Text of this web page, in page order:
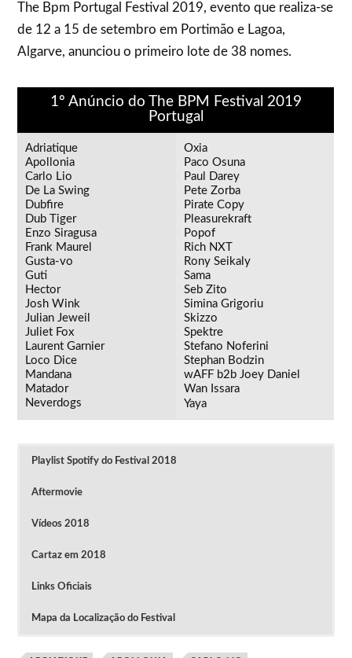
The Bpm Portugal Festival 2019, evento que realiza-se
de 12 a 15 de setembro em Portimão e Lagoa,
Algarve, anunciou o primeiro lote de 38 nomes.
1º Anúncio do The BPM Festival 2019
Portugal
Adriatique
Apollonia
Carlo Lio
De La Swing
Dubfire
Dub Tiger
Enzo Siragusa
Frank Maurel
Gusta-vo
Guti
Hector
Josh Wink
Julian Jeweil
Juliet Fox
Laurent Garnier
Loco Dice
Mandana
Matador
Neverdogs
Oxia
Paco Osuna
Paul Darey
Pete Zorba
Pirate Copy
Pleasurekraft
Popof
Rich NXT
Rony Seikaly
Sama
Seb Zito
Simina Grigoriu
Skizzo
Spektre
Stefano Noferini
Stephan Bodzin
wAFF b2b Joey Daniel
Wan Issara
Yaya
Playlist Spotify do Festival 2018
Aftermovie
Vídeos 2018
Cartaz em 2018
Links Oficiais
Mapa da Localização do Festival